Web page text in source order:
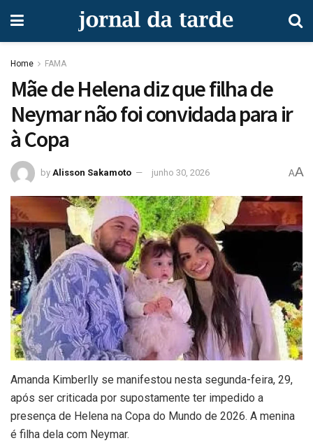
Home FAMA
Mãe de Helena diz que filha de
Neymar não foi convidada para ir
à Copa
by Alisson Sakamoto junho 30, 2026 AA
Amanda Kimberlly se manifestou nesta segunda-feira, 29,
após ser criticada por supostamente ter impedido a
presença de Helena na Copa do Mundo de 2026. A menina
é filha dela com Neymar.